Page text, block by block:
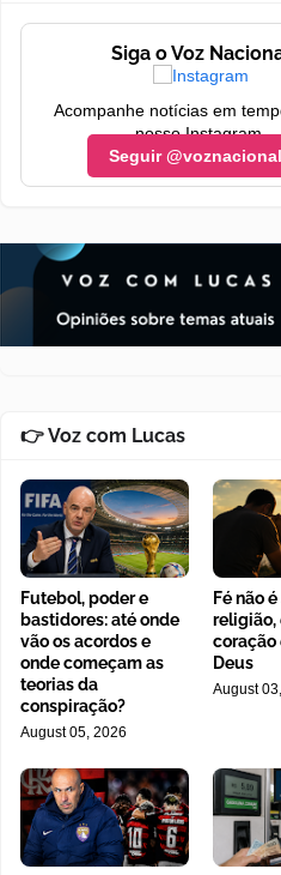
Siga o Voz
Acompanhe notícias em
nosso Instagram.
Seguir @voznacional_
👉 Voz com Lucas
Futebol, poder e
bastidores: até onde
vão os acordos e
onde começam as
teorias da
conspiração?
August 05, 2026
Fé não
religião,
coração
Deus
August